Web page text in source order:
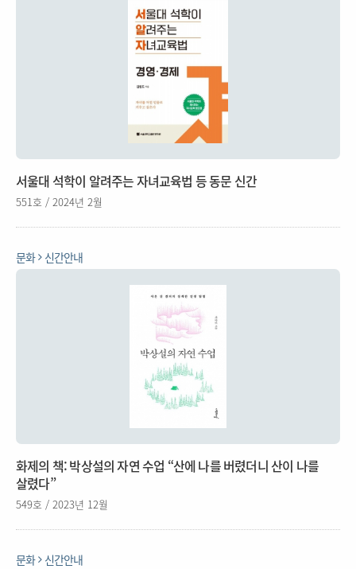
서울대 석학이 알려주는 자녀교육법 등 동문 신간
551호 / 2024년 2월
문화 신간안내
화제의 책: 박상설의 자연 수업 “산에 나를 버렸더니 산이 나를
살렸다”
549호 / 2023년 12월
문화 신간안내